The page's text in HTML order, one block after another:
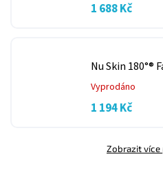
1 688 Kč
Nu Skin 180°®
Vyprodáno
1 194 Kč
Zobrazit